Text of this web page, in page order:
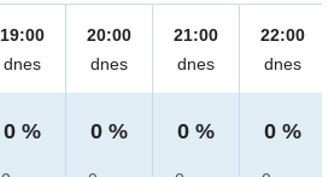
19:00
dnes
0 %
20:00
dnes
0 %
21:00
dnes
0 %
22:00
dnes
0 %